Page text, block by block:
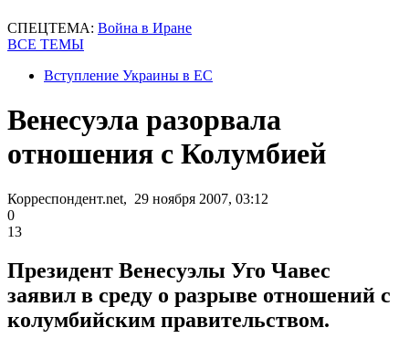
СПЕЦТЕМА: Война в Иране
ВСЕ ТЕМЫ
Вступление Украины в ЕС
Венесуэла разорвала
отношения с Колумбией
Корреспондент.net, 29 ноября 2007, 03:12
0
13
Президент Венесуэлы Уго Чавес
заявил в среду о разрыве отношений с
колумбийским правительством.